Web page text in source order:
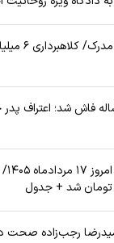
انهدام
ناپدیدشدن زن ۴۵ ساله فاش شد؛
رجب‌زاده صحت